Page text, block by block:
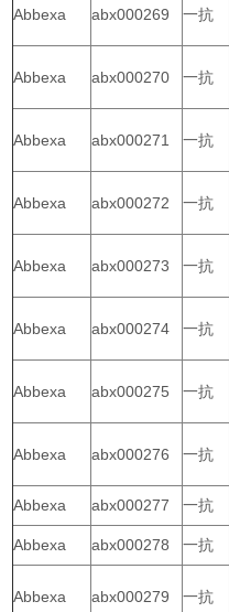
Abbexa abx000269 一抗
Abbexa abx000270 一抗
Abbexa abx000271 一抗
Abbexa abx000272 一抗
Abbexa abx000273 一抗
Abbexa abx000274 一抗
Abbexa abx000275 一抗
Abbexa abx000276 一抗
Abbexa abx000277 一抗
Abbexa abx000278 一抗
Abbexa abx000279 一抗